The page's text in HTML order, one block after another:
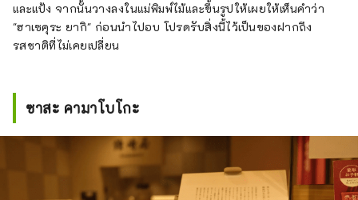
และแป้ง จากนั้นวางลงในแม่พิมพ์ไม้และขึ้นรูปให้เผยให้เห็นคำว่า
"ฮาเซคุระ ยากิ" ก่อนนำไปอบ โปรดรับสิ่งนี้ไว้เป็นของฝากถึง
รสชาติที่ไม่เคยเปลี่ยน
ซาสะ คามาโบโกะ